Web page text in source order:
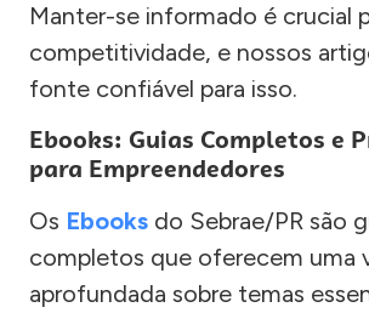
Manter-se informado é crucial
competitividade, e nossos
fonte confiável para isso.
Ebooks: Guias Completos e
para Empreendedores
Os Ebooks do Sebrae/PR são
completos que oferecem uma
aprofundada sobre temas